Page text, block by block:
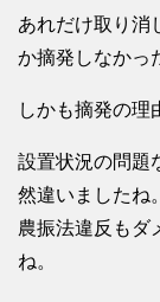
あれだけ取り消
か摘発しなかっ
しかも摘発の理
設置状況の問題
然違いましたね。
農振法違反もダ
ね。